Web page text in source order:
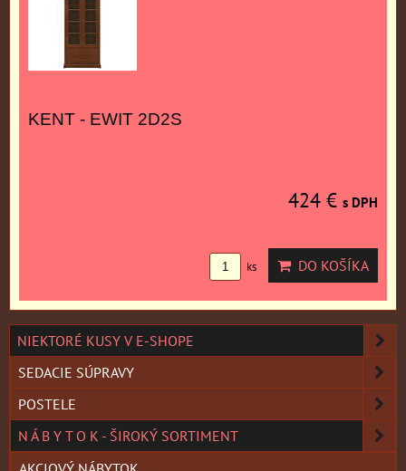
KENT - EWIT 2D2S
424 € s DPH
ks DO KOŠÍKA
NIEKTORÉ KUSY V E-SHOPE
SEDACIE SÚPRAVY
POSTELE
N Á B Y T O K - ŠIROKÝ SORTIMENT